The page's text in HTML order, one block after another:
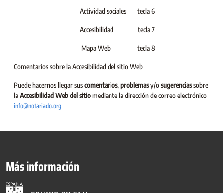
Actividad sociales tecla 6
Accesibilidad tecla 7
Mapa Web tecla 8
Comentarios sobre la Accesibilidad del sitio Web
Puede hacernos llegar suscomentarios,problemasy/osugerenciassobre
laAccesibilidad Web del sitiomediante la dirección de correo electrónico
info@notariado.org
Más información